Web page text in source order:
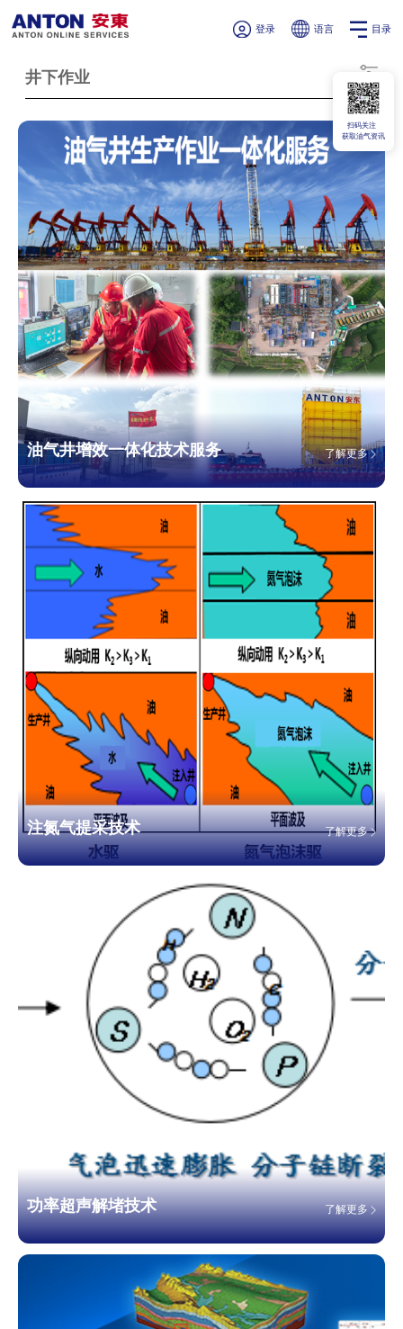
扫码关注
获取油气资讯
登录 语言 目录
井下作业
油气井增效一体化技术服务 了解更多
注氮气提采技术 了解更多
功率超声解堵技术 了解更多